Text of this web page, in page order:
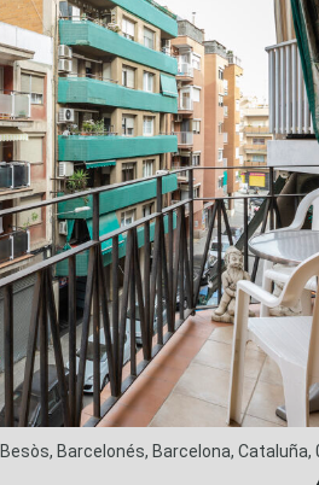
Barcelonés, Barcelona, Cataluña,